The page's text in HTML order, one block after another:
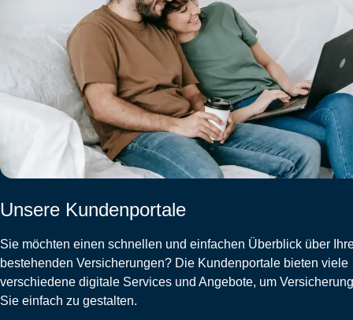
Unsere Kundenportale
Sie möchten einen schnellen und einfachen Überblick über
bestehenden Versicherungen? Die Kundenportale bieten viele
verschiedene digitale Services und Angebote, um
Sie einfach zu gestalten.